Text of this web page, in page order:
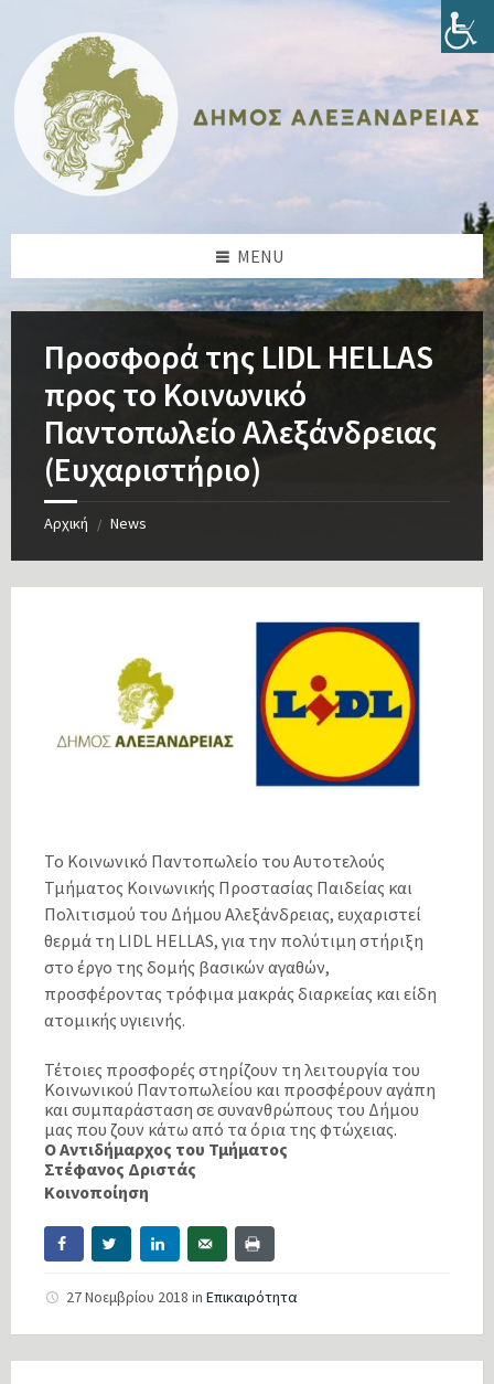
content
sidebar
sidebar
footer
MENU
Προσφορά της LIDL HELLAS
προς το Κοινωνικό
Παντοπωλείο Αλεξάνδρειας
(Ευχαριστήριο)
Αρχική / News
Το Κοινωνικό Παντοπωλείο του Αυτοτελούς
Τμήματος Κοινωνικής Προστασίας Παιδείας και
Πολιτισμού του Δήμου Αλεξάνδρειας, ευχαριστεί
θερμά τη LIDL HELLAS, για την πολύτιμη στήριξη
στο έργο της δομής βασικών αγαθών,
προσφέροντας τρόφιμα μακράς διαρκείας και είδη
ατομικής υγιεινής.
Τέτοιες προσφορές στηρίζουν τη λειτουργία του
Κοινωνικού Παντοπωλείου και προσφέρουν αγάπη
και συμπαράσταση σε συνανθρώπους του Δήμου
μας που ζουν κάτω από τα όρια της φτώχειας.
ΟΑντιδήμαρχος του Τμήματος
Στέφανος Δριστάς
Κοινοποίηση
27 Νοεμβρίου 2018 in Επικαιρότητα